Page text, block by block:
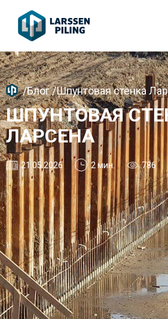
/Блог/Шпунтовая стенка
ШПУНТОВАЯ
ЛАРСЕНА
21.05.2026 2 мин. 786